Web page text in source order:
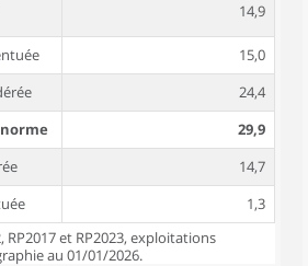
14,9
15,0
24,4
29,9
14,7
1,3
RP2017 et RP2023, exploitations
au 01/01/2026.